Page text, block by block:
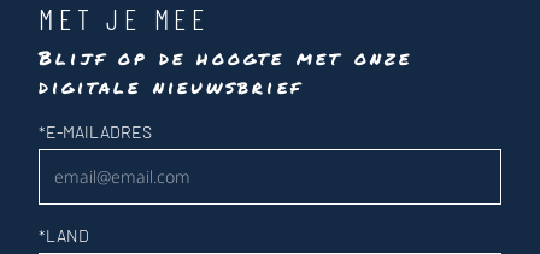
MET JE MEE
Blijf op de hoogte met onze
digitale nieuwsbrief
Nieuwsbrief
*E-MAILADRES
*LAND